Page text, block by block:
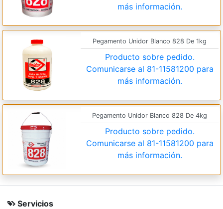
más información.
Pegamento Unidor Blanco 828 De 1kg
Producto sobre pedido.
Comunicarse al 81-11581200 para
más información.
Pegamento Unidor Blanco 828 De 4kg
Producto sobre pedido.
Comunicarse al 81-11581200 para
más información.
Servicios